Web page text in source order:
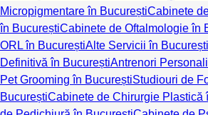
Micropigmentare în BucureștiCabinete
în BucureștiCabinete de Oftalmologie în
ORL în BucureștiAlte Servicii în București
Definitivă în BucureștiAntrenori
Pet Grooming în BucureștiStudiouri de
BucureștiCabinete de Chirurgie Plastică